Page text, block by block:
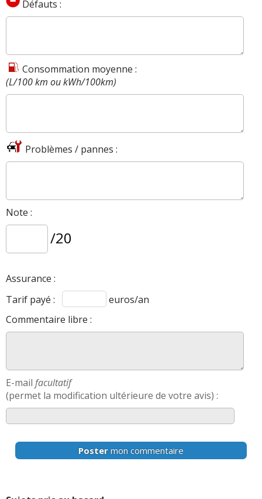
Défauts :
Consommation moyenne :
(L/100 km ou kWh/100km)
Problèmes / pannes :
Note :
/20
Assurance :
Tarif payé :
euros/an
Commentaire libre :
E-mail facultatif
(permet la modification ultérieure de votre avis) :
Poster mon commentaire